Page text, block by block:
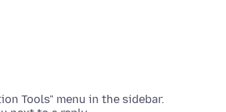
Tools" menu in the sidebar.